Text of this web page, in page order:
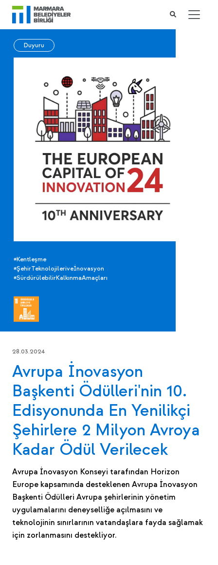
Duyuru
#Kentleşme
#ŞehirTeknolojileriveİnovasyon
#SürdürülebilirKalkınmaAmaçları
28.03.2024
Avrupa İnovasyon
Başkenti Ödülleri'nin 10.
Edisyonunda En Yenilikçi
Şehirlere 2 Milyon Avroya
Kadar Ödül Verilecek
Avrupa İnovasyon Konseyi tarafından Horizon
Europe kapsamında desteklenen Avrupa İnovasyon
Başkenti Ödülleri Avrupa şehirlerinin yönetim
uygulamalarını deneyselliğe açılmasını ve
teknolojinin sınırlarının vatandaşlara fayda sağlamak
için zorlanmasını destekliyor.